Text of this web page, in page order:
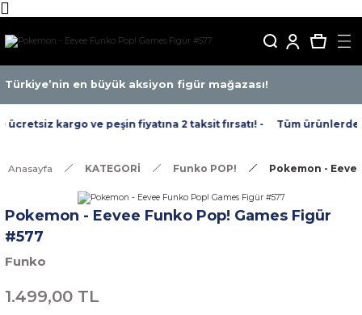
Türkiye’nin en büyük aksiyon figür mağazası!
kargo ve peşin fiyatına 2 taksit fırsatı! - Tüm ürünlerde
Anasayfa KATEGORİ Funko POP! Pokemon -
Pokemon - Eevee Funko Pop! Games Figür
#577
Funko
1.499,00 TL